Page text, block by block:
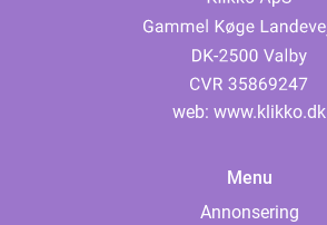
web: www.klikko.dk
Menu
Annonsering